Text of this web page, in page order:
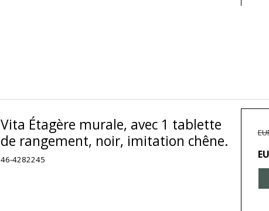
Vita Étagère murale, avec 1 tablette
de rangement, noir, imitation chêne.
46-4282245